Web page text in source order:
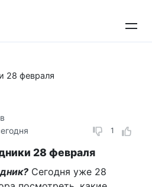
28 февраля
1
28 февраля
Сегодня уже 28